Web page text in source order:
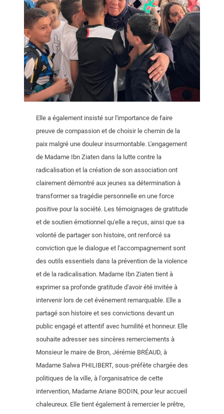
Elle a également insisté sur l'importance de faire
preuve de compassion et de choisir le chemin de la
paix malgré une douleur insurmontable. L'engagement
de Madame Ibn Ziaten dans la lutte contre la
radicalisation et la création de son association ont
clairement démontré aux jeunes sa détermination à
transformer sa tragédie personnelle en une force
positive pour la société. Les témoignages de gratitude
et de soutien émotionnel qu'elle a reçus, ainsi que sa
volonté de partager son histoire, ont renforcé sa
conviction que le dialogue et l'accompagnement sont
des outils essentiels dans la prévention de la violence
et de la radicalisation. Madame Ibn Ziaten tient à
exprimer sa profonde gratitude d'avoir été invitée à
intervenir lors de cet événement remarquable. Elle a
partagé son histoire et ses convictions devant un
public engagé et attentif avec humilité et honneur. Elle
souhaite adresser ses sincères remerciements à
Monsieur le maire de Bron, Jérémie BRÉAUD, à
Madame Salwa PHILIBERT, sous-préfète chargée des
politiques de la ville, à l'organisatrice de cette
intervention, Madame Ariane BODIN, pour leur accueil
chaleureux. Elle tient également à remercier le prêtre,